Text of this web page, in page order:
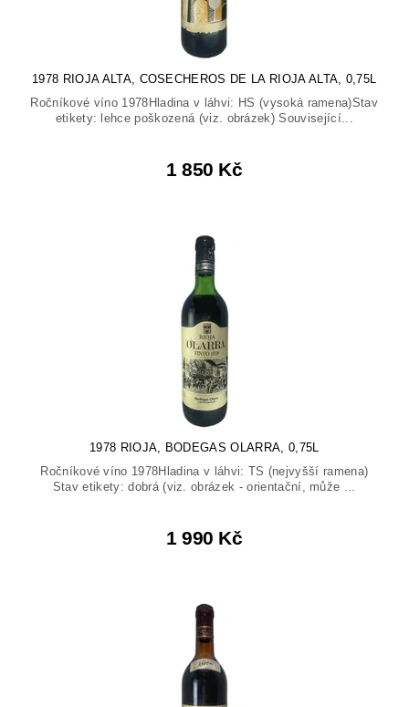
1978 RIOJA ALTA, COSECHEROS DE LA RIOJA ALTA, 0,75L
Ročníkové víno 1978Hladina v láhvi: HS (vysoká ramena)Stav
etikety: lehce poškozená (viz. obrázek) Související...
1 850 Kč
1978 RIOJA, BODEGAS OLARRA, 0,75L
Ročníkové víno 1978Hladina v láhvi: TS (nejvyšší ramena)
Stav etikety: dobrá (viz. obrázek - orientační, může ...
1 990 Kč